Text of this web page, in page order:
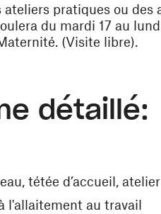
pratiques ou
du mardi 17 au
(Visite libre).
détaillé:
tétée d’accueil,
l'allaitement au travail